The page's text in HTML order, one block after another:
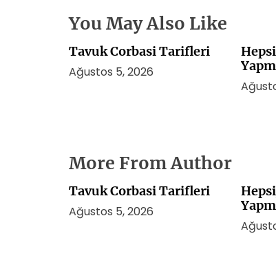
You May Also Like
Tavuk Corbasi Tarifleri
Ağustos 5, 2026
More From Author
Tavuk Corbasi Tarifleri
Ağustos 5, 2026